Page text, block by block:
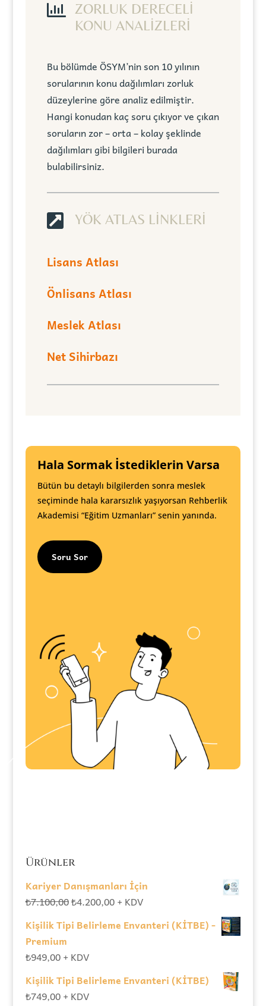

ZORLUK DERECELİ
KONU ANALİZLERİ
Bu bölümde ÖSYM’nin son 10 yılının
sorularının konu dağılımları zorluk
düzeylerine göre analiz edilmiştir.
Hangi konudan kaç soru çıkıyor ve çıkan
soruların zor – orta – kolay şeklinde
dağılımları gibi bilgileri burada
bulabilirsiniz.
 YÖK ATLAS LİNKLERİ
Lisans Atlası
Önlisans Atlası
Meslek Atlası
Net Sihirbazı
Hala Sormak İstediklerin Varsa
Bütün bu detaylı bilgilerden sonra meslek
seçiminde hala kararsızlık yaşıyorsan Rehberlik
Akademisi “Eğitim Uzmanları” senin yanında.
Soru Sor
Ürünler
Kariyer Danışmanları İçin
₺7.100,00Orijinal
₺7.100,00.
₺4.200,00Şu
fiyat:
+ KDV
Kişilik Tipi Belirleme Envanteri (KİTBE) -
Premium
₺949,00 + KDV
Kişilik Tipi Belirleme Envanteri (KİTBE)
₺749,00 + KDV